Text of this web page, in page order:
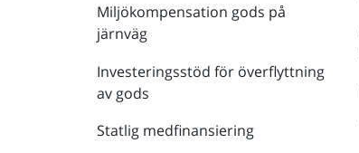
Miljökompensation gods på
järnväg
Investeringsstöd för överflyttning
av gods
Statlig medfinansiering